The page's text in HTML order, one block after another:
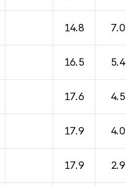
14.8 7.0
16.5 5.4
17.6 4.5
17.9 4.0
17.9 2.9